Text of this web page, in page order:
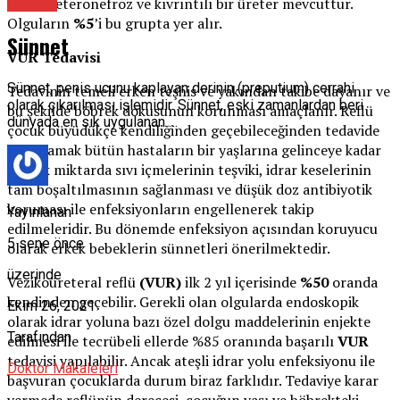
Olguların %5’i bu grupta yer alır.
VUR Tedavisi
Tedavinin temeli erken teşhis ve yakından takibe dayanır ve
bu şekilde böbrek dokusunun korunması amaçlanır. Reflü
çocuk büyüdükçe kendiliğinden geçebileceğinden tedavide
ilk basamak bütün hastaların bir yaşlarına gelinceye kadar
yüksek miktarda sıvı içmelerinin teşviki, idrar keselerinin
tam boşaltılmasının sağlanması ve düşük doz antibiyotik
koruması ile enfeksiyonların engellenerek takip
edilmeleridir. Bu dönemde enfeksiyon açısından koruyucu
olarak erkek bebeklerin sünnetleri önerilmektedir.
Vezikoüreteral reflü (VUR)ilk 2 yıl içerisinde %50oranda
kendinden geçebilir. Gerekli olan olgularda endoskopik
olarak idrar yoluna bazı özel dolgu maddelerinin enjekte
edilmesi ile tecrübeli ellerde %85 oranında başarılıVUR
tedavisi yapılabilir. Ancak ateşli idrar yolu enfeksiyonu ile
başvuran çocuklarda durum biraz farklıdır. Tedaviye karar
Sünnet
Sünnet, penis ucunu kaplayan derinin (preputium) cerrahi
olarak çıkarılması işlemidir. Sünnet, eski zamanlardan beri
dünyada en sık uygulanan …
Yayınlanan
5 sene önce
üzerinde
Ekim 26, 2021
Tarafından
Doktor Makaleleri